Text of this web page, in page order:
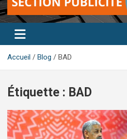
Accueil Blog BAD
Étiquette : BAD